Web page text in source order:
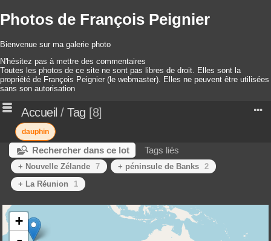
Photos de François Peignier
Bienvenue sur ma galerie photo
N'hésitez pas à mettre des commentaires
Toutes les photos de ce site ne sont pas libres de droit. Elles sont la
propriété de François Peignier (le webmaster). Elles ne peuvent être utilisées
sans son autorisation
Accueil / Tag 8
dauphin
Rechercher dans ce lot Tags liés
+ Nouvelle Zélande 7 + péninsule de Banks 2
+ La Réunion
1
+